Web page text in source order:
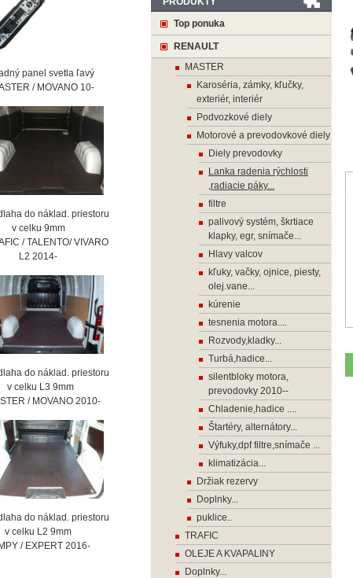
Top ponuka
RENAULT
MASTER
Karoséria, zámky, kľučky,
exteriér, interiér
Podvozkové diely
Motorové a prevodovkové diely
Diely prevodovky
Lanka radenia rýchlosti
,radiacie páky...
filtre
palivový systém, škrtiace
klapky, egr, snímače...
Hlavy valcov
kľuky, vačky, ojnice, piesty,
olej.vane...
kúrenie
tesnenia motora....
Rozvody,kladky...
Turbá,hadice...
silentbloky motora,
prevodovky 2010--
Chladenie,hadice ....
Štartéry, alternátory...
Výfuky,dpf filtre,snímače ...
klimatizácia...
Držiak rezervy
Doplnky...
puklice..
TRAFIC
OLEJE A KVAPALINY
Doplnky...
panel svetla ľavý
/ MOVANO 10-
do náklad. priestoru
9mm
/ TALENTO/ VIVARO
2014-
do náklad. priestoru
L3 9mm
/ MOVANO 2010-
do náklad. priestoru
L2 9mm
/ EXPERT 2016-